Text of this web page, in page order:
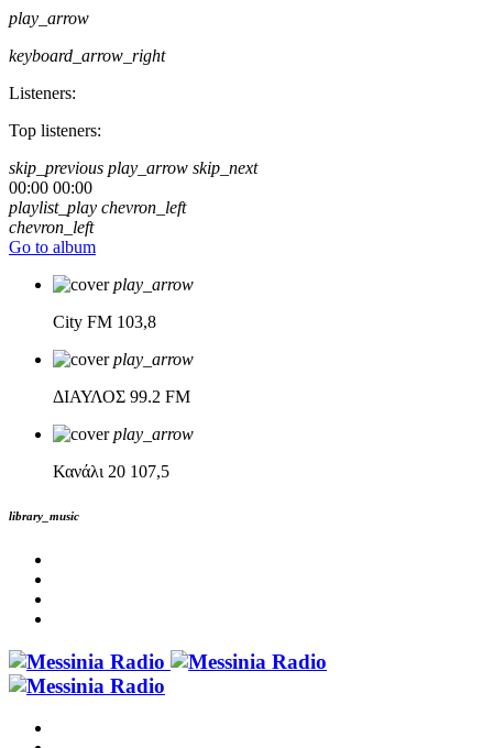
play_arrow
keyboard_arrow_right
Listeners:
Top listeners:
skip_previous play_arrow skip_next
00:00 00:00
playlist_play chevron_left
chevron_left
Go to album
play_arrow
City FM 103,8
play_arrow
ΔΙΑΥΛΟΣ 99.2 FM
play_arrow
Κανάλι 20 107,5
library_music